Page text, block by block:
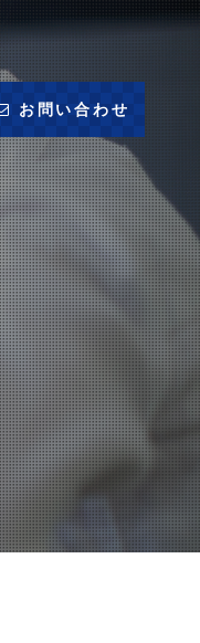
お問い合わせ